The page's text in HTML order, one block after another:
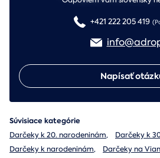
+421 222 205 419
Napísať
Súvisiace kategórie
Darčeky k 20. narodeninám, Darčeky k
Darčeky k narodeninám, Darčeky na